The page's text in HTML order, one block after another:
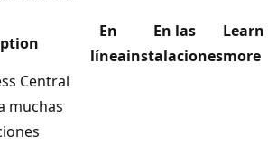
En
línea
En las
instalaciones
Learn
more
Central
muchas